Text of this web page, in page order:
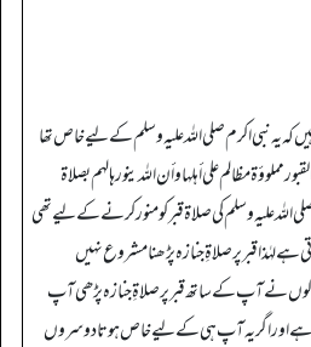
یہ نبی اکرم صلی اللہ علیہ وسلم کے لیے خاص تھا
مظالم على أهلها وأن الله ينورها لهم بصلاة
اللہ علیہ وسلم کی صلاۃ قبرکو منورکرنے کے لیے تھی
ہے لہٰذا قبرپر صلاۃِجنازہ پڑھنا مشروع نہیں
نے آپ کے ساتھ قبرپر صلاۃِجنازہ پڑھی آپ
اور اگریہ آپ ہی کے لیے خاص ہوتادوسروں